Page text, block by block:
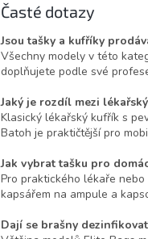
Časté dotazy
Jsou tašky a kufříky
Všechny modely v této
doplňujete podle své
Jaký je rozdíl mezi
Klasický lékařský kufřík s
Batoh je praktičtější pro
Jak vybrat tašku pro
Pro praktického lékaře
kapsářem na ampule a
Dají se brašny